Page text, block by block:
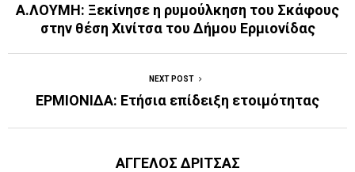
A.ΛΟΥΜΗ: Ξεκίνησε η ρυμούλκηση του Σκάφους
στην θέση Χινίτσα του Δήμου Ερμιονίδας
NEXT POST
ΕΡΜΙΟΝΙΔΑ: Eτήσια επίδειξη ετοιμότητας
ΑΓΓΕΛΟΣ ΔΡΙΤΣΑΣ